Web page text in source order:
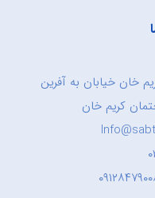
خان خیابان به آفرین